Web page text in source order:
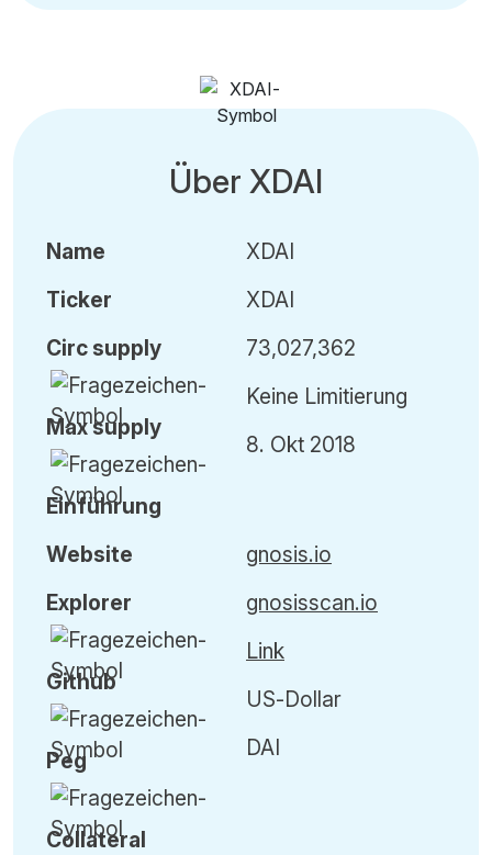
Über XDAI
Name
Ticker
Circ supply
Maxsupply
Einführung
XDAI
XDAI
73,027,362
Keine Limitierung
8. Okt 2018
Website
Explorer
Github
Peg
Collateral
gnosis.io
gnosisscan.io
Link
US-Dollar
DAI